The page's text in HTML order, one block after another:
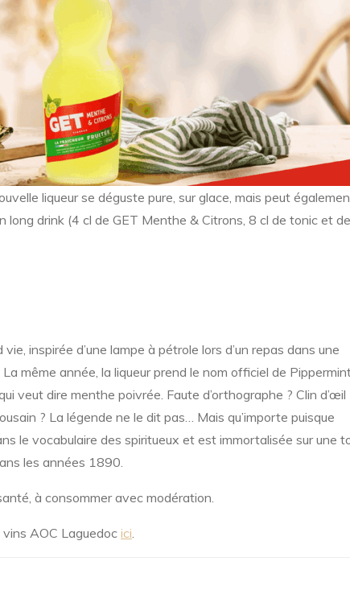
liqueur se déguste pure, sur glace, mais peut
long drink (4 cl de GET Menthe & Citrons, 8 cl de tonic et
inspirée d’une lampe à pétrole lors d’un repas dans une
même année, la liqueur prend le nom officiel de
veut dire menthe poivrée. Faute d’orthographe ? Clin d’œil
? La légende ne le dit pas… Mais qu’importe puisque
le vocabulaire des spiritueux et est immortalisée sur une
les années 1890.
à consommer avec modération.
AOC Laguedocici